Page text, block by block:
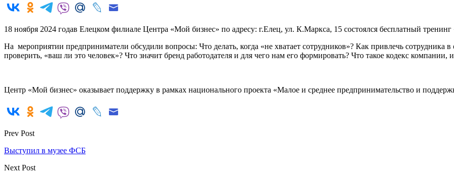
18 ноября 2024 годав Елецком филиале Центра «Мой бизнес» по адресу: г.Елец, ул. К.Маркса, 15 состоялся бесплатный
На мероприятии предприниматели обсудили вопросы: Что делать, когда «не хватает сотрудников»? Как привлечь
проверить, «ваш ли это человек»? Что значит бренд работодателя и для чего нам его формировать? Что такое кодекс
Центр «Мой бизнес» оказывает поддержку в рамках национального проекта «Малое и среднее предпринимательство и
Prev Post
Выступил в музее ФСБ
Next Post